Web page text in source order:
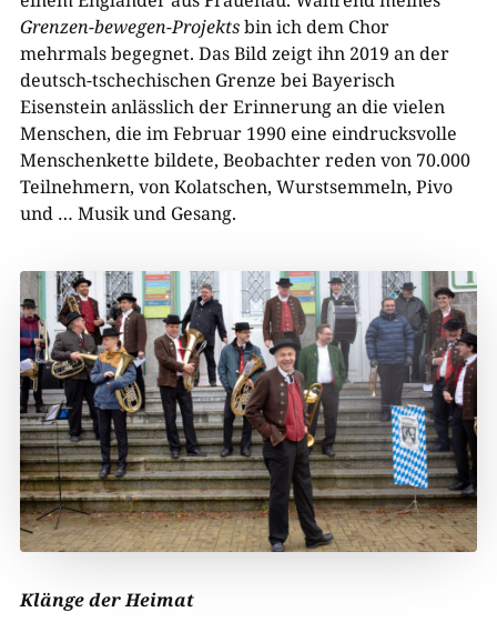
Grenzen-bewegen-Projektsbin ich dem Chor
mehrmals begegnet. Das Bild zeigt ihn 2019 an der
deutsch-tschechischen Grenze bei Bayerisch
Eisenstein anlässlich der Erinnerung an die vielen
Menschen, die im Februar 1990 eine eindrucksvolle
Menschenkette bildete, Beobachter reden von 70.000
Teilnehmern, von Kolatschen, Wurstsemmeln, Pivo
und … Musik und Gesang.
Klänge der Heimat